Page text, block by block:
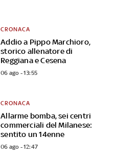
Addio a Pippo Marchioro,
storico allenatore di
Reggiana e Cesena
CRONACA
06 ago - 13:55
Allarme bomba, sei centri
commerciali del Milanese:
sentito un 14enne
CRONACA
06 ago - 12:47